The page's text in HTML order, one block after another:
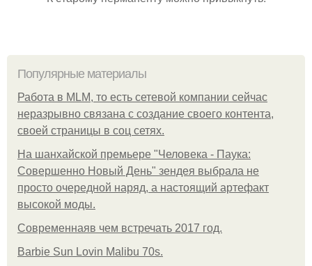
Популярные материалы
Работа в MLM, то есть сетевой компании сейчас
неразрывно связана с создание своего контента,
своей страницы в соц сетях.
На шанхайской премьере "Человека - Паука:
Совершенно Новый День" зендея выбрала не
просто очередной наряд, а настоящий артефакт
высокой моды.
Современнаяв чем встречать 2017 год.
Barbie Sun Lovin Malibu 70s.